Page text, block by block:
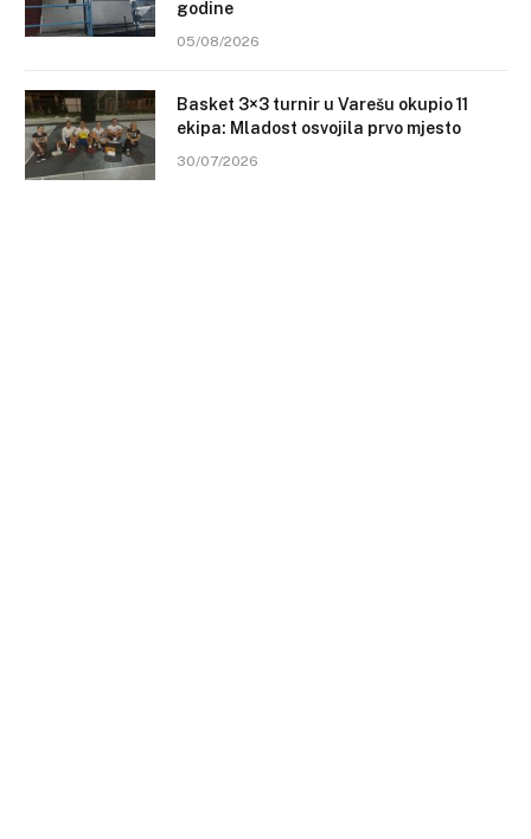
godine
05/08/2026
Basket 3×3 turnir u Varešu okupio 11
ekipa: Mladost osvojila prvo mjesto
30/07/2026